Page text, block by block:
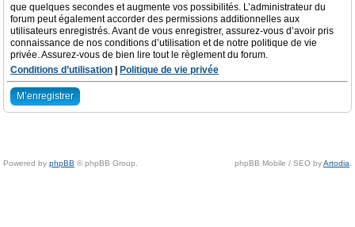
que quelques secondes et augmente vos possibilités. L’administrateur du
forum peut également accorder des permissions additionnelles aux
utilisateurs enregistrés. Avant de vous enregistrer, assurez-vous d’avoir pris
connaissance de nos conditions d’utilisation et de notre politique de vie
privée. Assurez-vous de bien lire tout le règlement du forum.
Conditions d’utilisation
Politique de vie privée
M’enregistrer
Powered by phpBB © phpBB Group. phpBB Mobile / SEO byArtodia